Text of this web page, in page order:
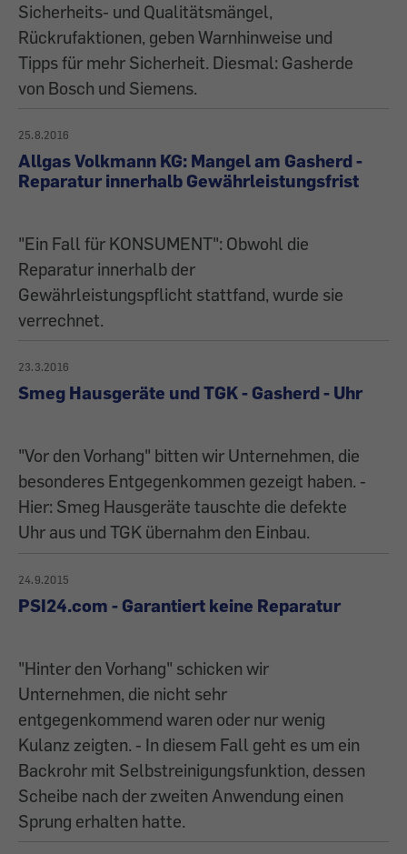
Sicherheits- und Qualitätsmängel,
Rückrufaktionen, geben Warnhinweise und
Tipps für mehr Sicherheit. Diesmal: Gasherde
von Bosch und Siemens.
25.8.2016
Allgas Volkmann KG: Mangel am Gasherd -
Reparatur innerhalb Gewährleistungsfrist
"Ein Fall für KONSUMENT": Obwohl die
Reparatur innerhalb der
Gewährleistungspflicht stattfand, wurde sie
verrechnet.
23.3.2016
Smeg Hausgeräte und TGK - Gasherd - Uhr
"Vor den Vorhang" bitten wir Unternehmen, die
besonderes Entgegenkommen gezeigt haben. -
Hier: Smeg Hausgeräte tauschte die defekte
Uhr aus und TGK übernahm den Einbau.
24.9.2015
PSI24.com - Garantiert keine Reparatur
"Hinter den Vorhang" schicken wir
Unternehmen, die nicht sehr
entgegenkommend waren oder nur wenig
Kulanz zeigten. - In diesem Fall geht es um ein
Backrohr mit Selbstreinigungsfunktion, dessen
Scheibe nach der zweiten Anwendung einen
Sprung erhalten hatte.